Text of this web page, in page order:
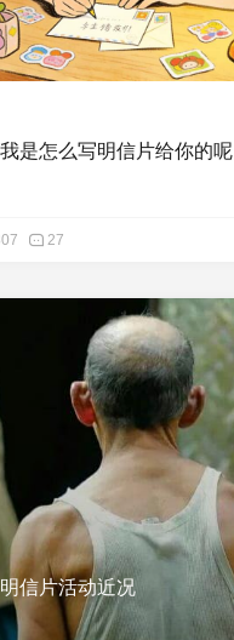
是怎么写明信片给你的呢
27
信片活动近况